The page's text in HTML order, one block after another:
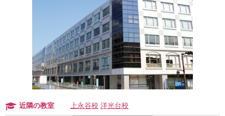
近隣の教室 上永谷校 洋光台校